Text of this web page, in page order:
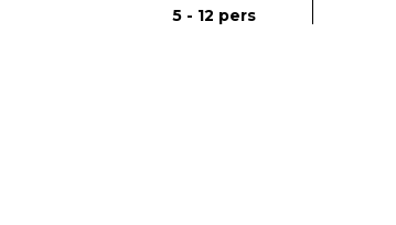
5 - 12 pers